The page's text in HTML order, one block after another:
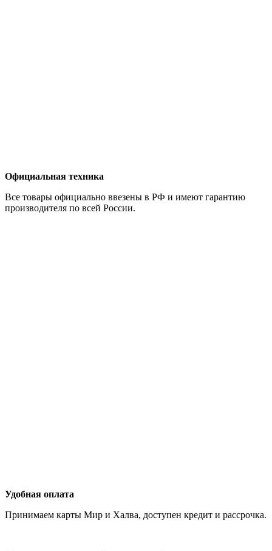
Официальная техника
Все товары официально ввезены в РФ и имеют гарантию
производителя по всей России.
Удобная оплата
Принимаем карты Мир и Халва, доступен кредит и рассрочка.